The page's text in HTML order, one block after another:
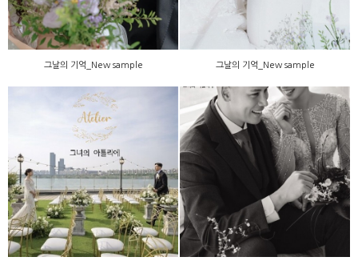
그날의 기억_New sample 그날의 기억_New sample
농구선수 이승준,김소니아_
웨딩
농구선수 이승준,김소니아_